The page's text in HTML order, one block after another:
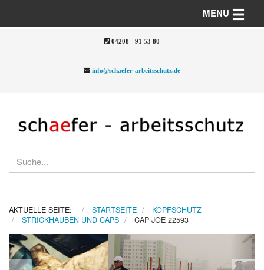
04208 - 91 53 80
info@schaefer-arbeitsschutz.de
MENU Toggle
AKTUELLE SEITE: STARTSEITE
KOPFSCHUTZ
STRICKHAUBEN UND CAPS
CAP JOE 22593
Previous